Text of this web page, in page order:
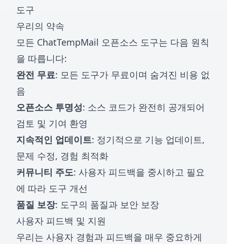
도구
우리의 약속
모든 ChatTempMail 오픈소스 도구는 다음 원칙
을 따릅니다:
완전 무료: 모든 도구가 무료이며 숨겨진 비용 없
음
오픈소스 투명성: 소스 코드가 완전히 공개되어
검토 및 기여 환영
지속적인 업데이트: 정기적으로 기능 업데이트,
문제 수정, 경험 최적화
커뮤니티 주도: 사용자 피드백을 중시하고 필요
에 따라 도구 개선
품질 보장: 도구의 품질과 보안 보장
사용자 피드백 및 지원
우리는 사용자 경험과 피드백을 매우 중요하게